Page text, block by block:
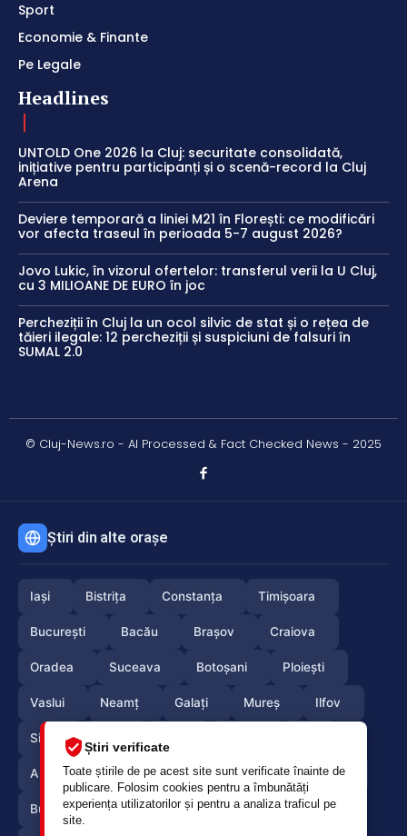
Știri verificate
Toate știrile de pe acest site sunt verificate înainte de
publicare. Folosim cookies pentru a îmbunătăți
experiența utilizatorilor și pentru a analiza traficul pe
site.
Sport
Economie & Finante
Pe Legale
Headlines
UNTOLD One 2026 la Cluj: securitate consolidată,
inițiative pentru participanți și o scenă-record la Cluj
Arena
Deviere temporară a liniei M21 în Florești: ce modificări
vor afecta traseul în perioada 5-7 august 2026?
Jovo Lukic, în vizorul ofertelor: transferul verii la U Cluj,
cu 3 MILIOANE DE EURO în joc
Percheziții în Cluj la un ocol silvic de stat și o rețea de
tăieri ilegale: 12 percheziții și suspiciuni de falsuri în
SUMAL 2.0
© Cluj-News.ro - AI Processed & Fact Checked News - 2025
Știri din alte orașe
Iași Bistrița Constanța Timișoara
București Bacău Brașov Craiova
Oradea Suceava Botoșani Ploiești
Vaslui Neamț Galați Mureș Ilfov
Sibiu
Arges Maramures Vrancea Satumare
Buzau Braila Calarasi Caras-Severin